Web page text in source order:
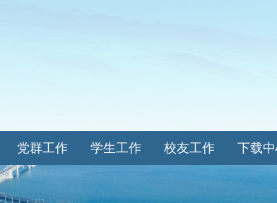
党群工作 学生工作 校友工作 下载